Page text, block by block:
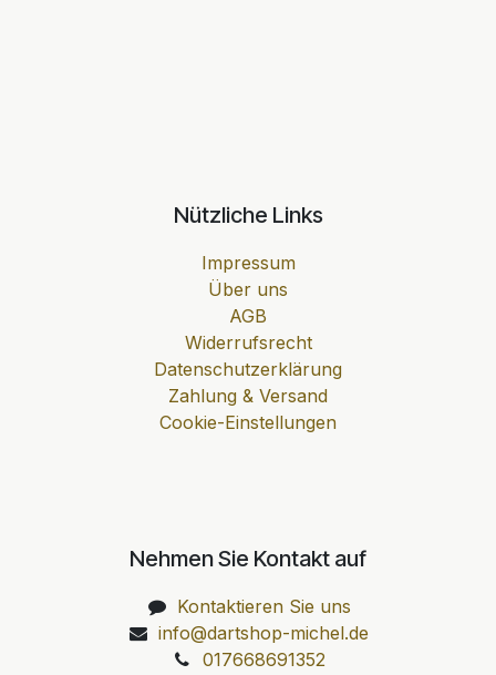
Nützliche Links
Impressum
Über uns
AGB
Widerrufsrecht
Datenschutzerklärung
Zahlung & Versand
Cookie-Einstellungen
Nehmen Sie Kontakt auf
Kontaktieren Sie uns
info@dartshop-michel.de
017668691352